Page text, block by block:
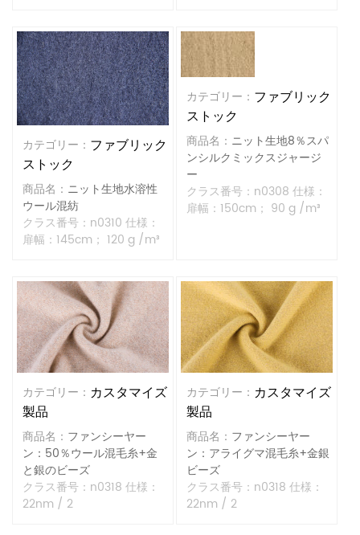
カテゴリー： ファブリック
ストック
商品名： ニット生地水溶性
ウール混紡
クラス番号：n0310 仕様：
扉幅：145cm； 120 g /m³
カテゴリー： ファブリック
ストック
商品名： ニット生地8％スパ
ンシルクミックスジャージ
ー
クラス番号：n0308 仕様：
扉幅：150cm； 90 g /m³
カテゴリー： カスタマイズ
製品
商品名： ファンシーヤー
ン：50％ウール混毛糸+金
と銀のビーズ
クラス番号：n0318 仕様：
22nm / 2
カテゴリー： カスタマイズ
製品
商品名： ファンシーヤー
ン：アライグマ混毛糸+金銀
ビーズ
クラス番号：n0318 仕様：
22nm / 2